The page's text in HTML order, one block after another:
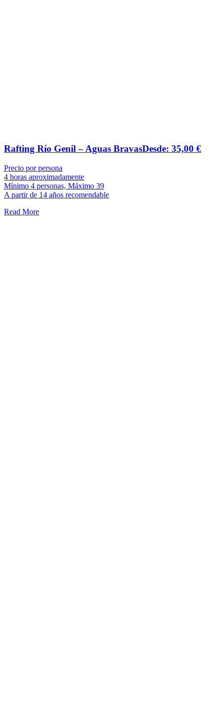
Rafting Río Genil – Aguas BravasDesde: 35,00 €
Precio por persona
4 horas aproximadamente
Mínimo 4 personas, Máximo 39
A partir de 14 años recomendable
Read More